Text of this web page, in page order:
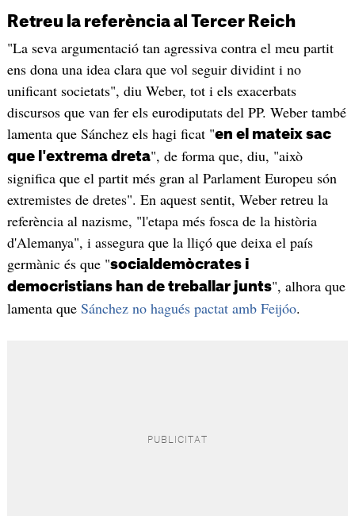
Retreu la referència al Tercer Reich
"La seva argumentació tan agressiva contra el meu partit
ens dona una idea clara que vol seguir dividint i no
unificant societats", diu Weber, tot i els exacerbats
discursos que van fer els eurodiputats del PP. Weber també
lamenta que Sánchez els hagi ficat "en el mateix sac
que l'extrema dreta", de forma que, diu, "això
significa que el partit més gran al Parlament Europeu són
extremistes de dretes". En aquest sentit, Weber retreu la
referència al nazisme, "l'etapa més fosca de la història
d'Alemanya", i assegura que la lliçó que deixa el país
germànic és que "socialdemòcrates i
democristians han de treballar junts", alhora que
lamenta que Sánchez no hagués pactat amb Feijóo.